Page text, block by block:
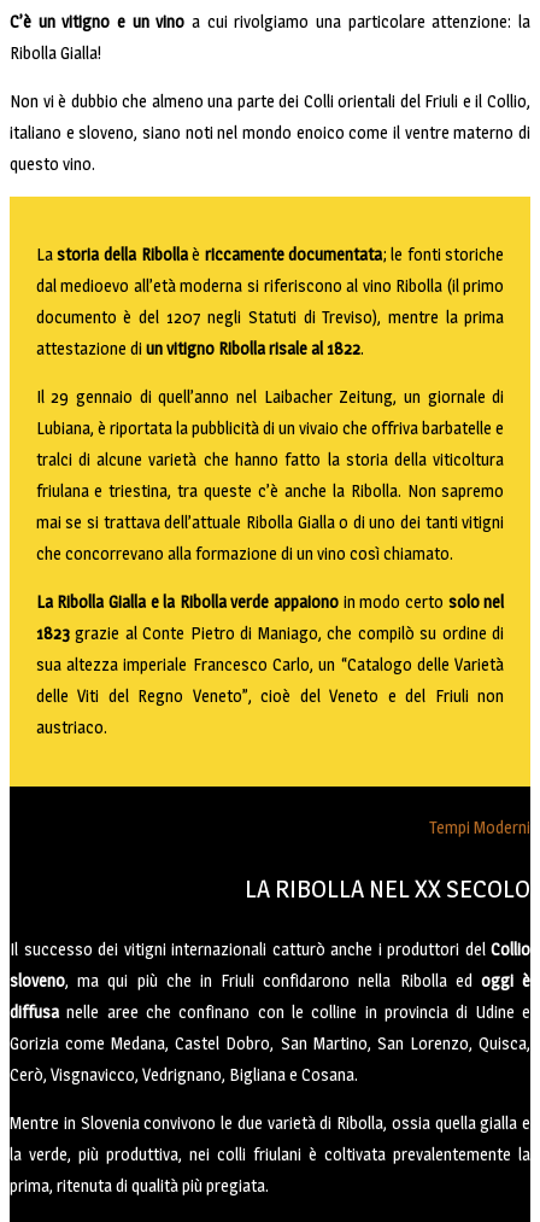
C’è un vitigno e un vino a cui rivolgiamo una particolare attenzione: la
Ribolla Gialla!
Non vi è dubbio che almeno una parte dei Colli orientali del Friuli e il Collio,
italiano e sloveno, siano noti nel mondo enoico come il ventre materno di
questo vino.
Lastoria della Ribollaè riccamente documentata; le fonti storiche
dal medioevo all’età moderna si riferiscono al vino Ribolla (il primo
documento è del 1207 negli Statuti di Treviso), mentre la prima
attestazione di un vitigno Ribolla risale al 1822.
Il 29 gennaio di quell’anno nel Laibacher Zeitung, un giornale di
Lubiana, è riportata la pubblicità di un vivaio che offriva barbatelle e
tralci di alcune varietà che hanno fatto la storia della viticoltura
friulana e triestina, tra queste c’è anche la Ribolla. Non sapremo
mai se si trattava dell’attuale Ribolla Gialla o di uno dei tanti vitigni
che concorrevano alla formazione di un vino così chiamato.
La Ribolla Gialla e la Ribolla verde appaiono in modo certo solo nel
1823grazie al Conte Pietro di Maniago, che compilò su ordine di
sua altezza imperiale Francesco Carlo, un “Catalogo delle Varietà
delle Viti del Regno Veneto”, cioè del Veneto e del Friuli non
austriaco.
Tempi Moderni
LA RIBOLLA NEL XX SECOLO
Il successo dei vitigni internazionali catturò anche i produttori del Collio
sloveno, ma qui più che in Friuli confidarono nella Ribolla ed oggi è
diffusanelle aree che confinano con le colline in provincia di Udine e
Gorizia come Medana, Castel Dobro, San Martino, San Lorenzo, Quisca,
Cerò, Visgnavicco, Vedrignano, Bigliana e Cosana.
Mentre in Slovenia convivono le due varietà di Ribolla, ossia quella gialla e
la verde, più produttiva, nei colli friulani è coltivata prevalentemente la
prima, ritenuta di qualità più pregiata.